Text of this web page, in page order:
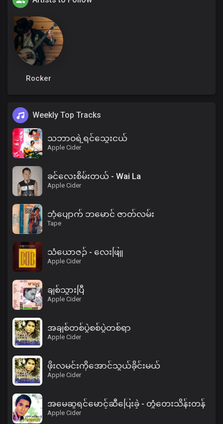
Rocker
Weekly Top Tracks
သဘာဝရဲ့ရင်သွေးငယ်
Apple Cider
ခင်လေးစိမ်းတယ် - Wai La
Apple Cider
ဘုံပျောက် ဘမောင် ဇာတ်လမ်း
Tape
သံယောဇဉ် - လေးဖြူ
Apple Cider
ချစ်သွားပြီ
Apple Cider
အချစ်တစ်ပွဲစစ်ပွဲတစ်ရာ
Apple Cider
ဖိုးလမင်းကိုအောင်သွယ်ခိုင်းမယ်
Apple Cider
အမေဆူရင်မောင့်ဆီပြေးခဲ့ - တွံတေးသိန်းတန်
Apple Cider